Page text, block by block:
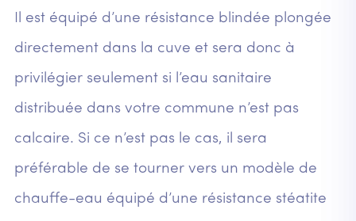
Il est équipé d’une résistance blindée plongée
directement dans la cuve et sera donc à
privilégier seulement si l’eau sanitaire
distribuée dans votre commune n’est pas
calcaire. Si ce n’est pas le cas, il sera
préférable de se tourner vers un modèle de
chauffe-eau équipé d’une résistance stéatite